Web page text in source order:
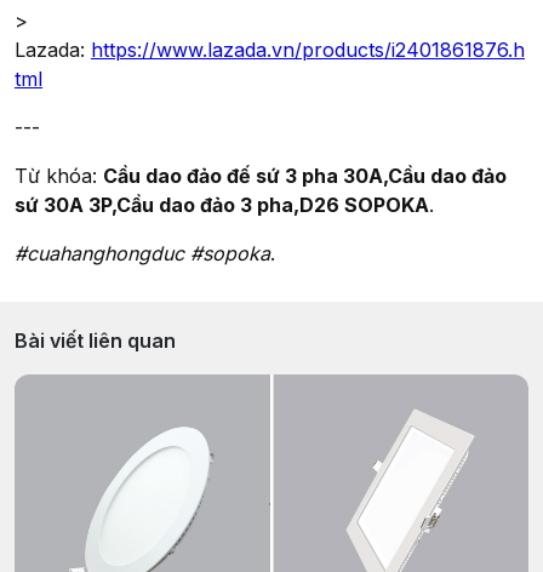
>
Lazada: https://www.lazada.vn/products/i2401861876.h
tml
---
Từ khóa: Cầu dao đảo đế sứ 3 pha 30A,Cầu dao đảo
sứ 30A 3P,Cầu dao đảo 3 pha,D26 SOPOKA.
#cuahanghongduc #sopoka.
Bài viết liên quan